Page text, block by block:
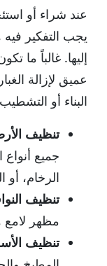
عند شراء أو
يجب التفكير فيه
إليها. غالباً ما
عميق لإزالة
البناء أو
تنظيف
جميع أنواع
الرخام، أو
تنظيف
مظهر لامع
تنظيف